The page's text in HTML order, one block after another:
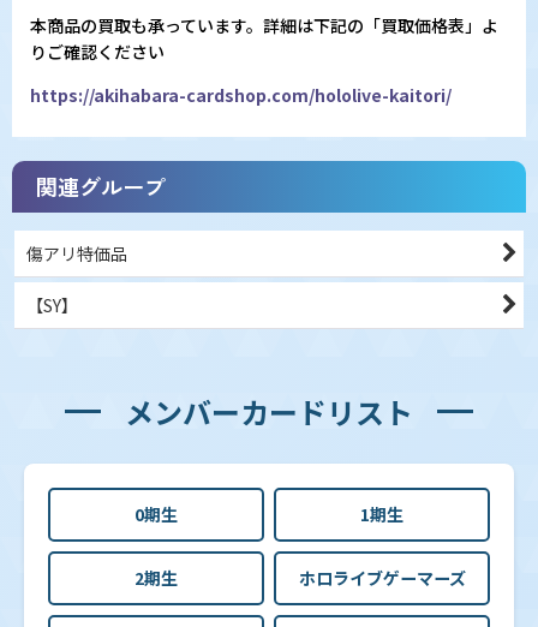
本商品の買取も承っています。詳細は下記の「買取価格表」よ
りご確認ください
https://akihabara-cardshop.com/hololive-kaitori/
関連グループ
傷アリ特価品
【SY】
メンバーカードリスト
0期生 1期生
2期生 ホロライブゲーマーズ